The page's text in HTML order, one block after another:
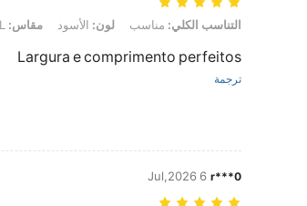
التناسب الكلي: مناسب, لون: الأسود, مقاس: 5XL
التناسب الكلي: مناسب لون: الأسود مقاس:
Largura e comprimento perfeitos
ترجمة
r***0
6 Jul,2026